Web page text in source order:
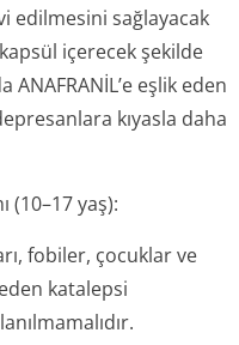
edilmesini sağlayacak
içerecek şekilde
ANAFRANİL’e eşlik eden
kıyasla daha
(10–17 yaş):
fobiler, çocuklar ve
katalepsi